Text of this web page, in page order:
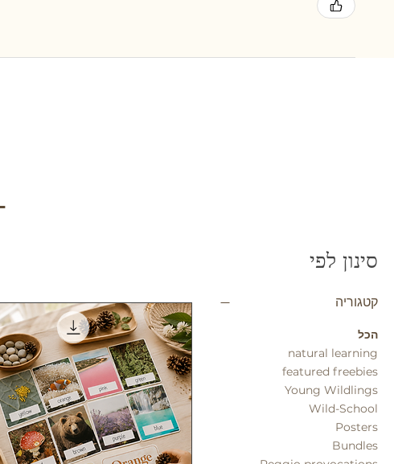
סינון לפי
קטגוריה
הכל
natural learning
featured freebies
Young Wildlings
Wild-School
Posters
Bundles